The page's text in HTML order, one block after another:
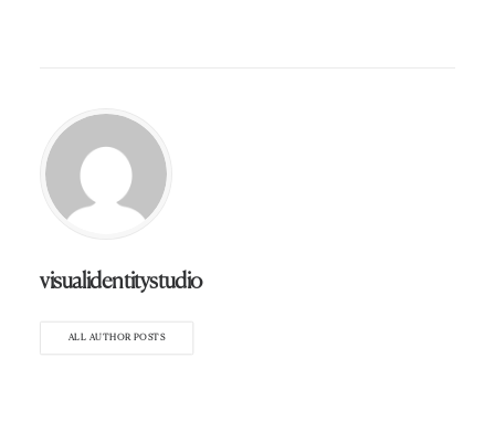
visualidentitystudio
ALL AUTHOR POSTS